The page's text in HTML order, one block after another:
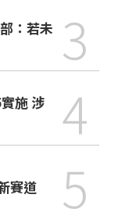
：若未 3
施 涉
4
賽道 5